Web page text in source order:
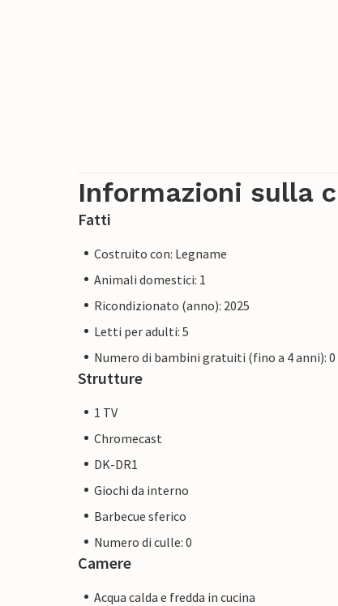
Informazioni sulla
Fatti
Costruito con: Legname
Animali domestici: 1
Ricondizionato (anno): 2025
Letti per adulti: 5
Numero di bambini gratuiti (fino a 4 anni): 0
Strutture
1 TV
Chromecast
DK-DR1
Giochi da interno
Barbecue sferico
Numero di culle: 0
Camere
Acqua calda e fredda in cucina